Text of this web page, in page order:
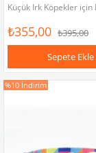
₺355,00 ₺395,00
Sepete Ekle
%10 İndirim